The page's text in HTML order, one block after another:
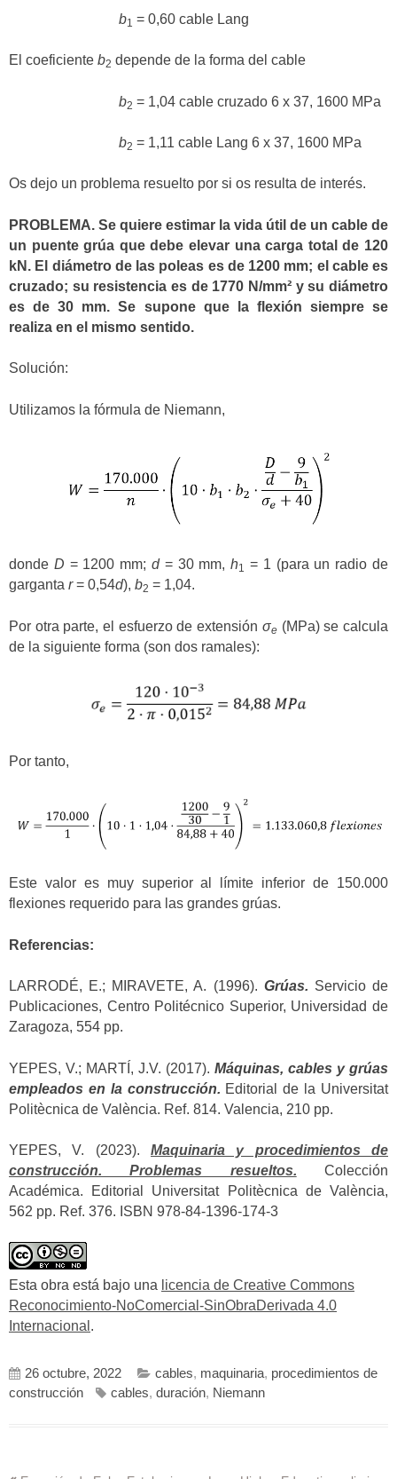
b1 = 0,60 cable Lang
El coeficiente b2 depende de la forma del cable
b2 = 1,04 cable cruzado 6 x 37, 1600 MPa
b2 = 1,11 cable Lang 6 x 37, 1600 MPa
Os dejo un problema resuelto por si os resulta de interés.
PROBLEMA. Se quiere estimar la vida útil de un cable de
un puente grúa que debe elevar una carga total de 120
kN. El diámetro de las poleas es de 1200 mm; el cable es
cruzado; su resistencia es de 1770 N/mm² y su diámetro
es de 30 mm. Se supone que la flexión siempre se
realiza en el mismo sentido.
Solución:
Utilizamos la fórmula de Niemann,
donde D = 1200 mm;d= 30 mm,h1
= 1 (para un radio de
garganta r= 0,54d), b2 = 1,04.
Por otra parte, el esfuerzo de extensión σe(MPa) se calcula
de la siguiente forma (son dos ramales):
Por tanto,
Este valor es muy superior al límite inferior de 150.000
flexiones requerido para las grandes grúas.
Referencias:
LARRODÉ, E.; MIRAVETE, A. (1996). Grúas. Servicio de
Publicaciones, Centro Politécnico Superior, Universidad de
Zaragoza, 554 pp.
YEPES, V.; MARTÍ, J.V. (2017). Máquinas, cables y grúas
empleados en la construcción. Editorial de la Universitat
Politècnica de València. Ref. 814. Valencia, 210 pp.
YEPES, V. (2023). Maquinaria y procedimientos de
construcción. Problemas resueltos. Colección
Académica. Editorial Universitat Politècnica de València,
562 pp. Ref. 376. ISBN 978-84-1396-174-3
Esta obra está bajo una licencia de Creative Commons
Reconocimiento-NoComercial-SinObraDerivada 4.0
Internacional .
26 octubre, 2022 cables, maquinaria, procedimientos de
construcción
cables, duración, Niemann